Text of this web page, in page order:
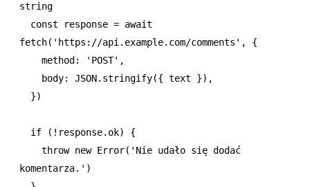
string
  const
response = await
fetch( 'https://api.example.com/comments' ,
{
    method
: 'POST' ,
    body
: JSON.stringify({ text }) ,
  })
  if
( ! response.ok) {
    throw
new Error( 'Nie udało się dodać
komentarza.' )